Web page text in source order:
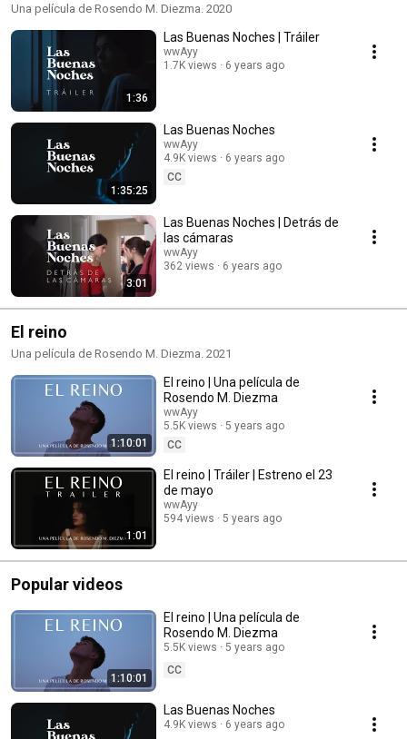
Una película de Rosendo M. Diezma. 2020
1:36
Las Buenas Noches | Tráiler
wwAyy
1.7K views
6 years ago
1:35:25
Las Buenas Noches
wwAyy
4.9K views
6 years ago
CC
3:01
Las Buenas Noches | Detrás de
las cámaras
wwAyy
362 views
6 years ago
El reino
Una película de Rosendo M. Diezma. 2021
1:10:01
El reino | Una película de
Rosendo M. Diezma
wwAyy
5.5K views
5 years ago
CC
1:01
El reino | Tráiler | Estreno el 23
de mayo
wwAyy
594 views
5 years ago
Popular videos
1:10:01
El reino | Una película de
Rosendo M. Diezma
5.5K views
5 years ago
CC
Las Buenas Noches
4.9K views 6 years ago